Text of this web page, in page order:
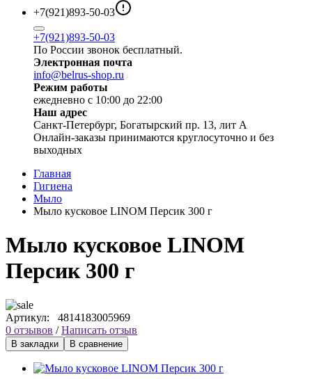
+7(921)893-50-03
+7(921)893-50-03
По России звонок бесплатный.
Электронная почта
info@belrus-shop.ru
Режим работы
ежедневно с 10:00 до 22:00
Наш адрес
Санкт-Петербург, Богатырский пр. 13, лит А
Онлайн-заказы принимаются круглосуточно и без
выходных
Главная
Гигиена
Мыло
Мыло кусковое LINOM Персик 300 г
Мыло кусковое LINOM
Персик 300 г
Артикул: 4814183005969
0 отзывов /Написать отзыв
В закладки В сравнение